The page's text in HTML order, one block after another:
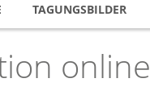
TAGUNGSBILDER
online